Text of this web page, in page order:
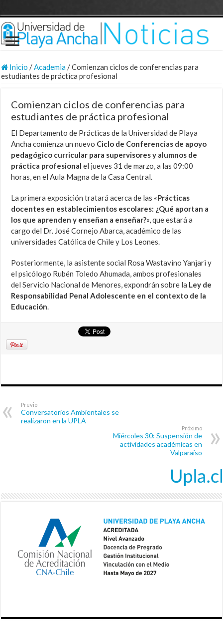
Inicio /Academia/Comienzan ciclos de conferencias para
estudiantes de práctica profesional
Comienzan ciclos de conferencias para
estudiantes de práctica profesional
El Departamento de Prácticas de la Universidad de Playa
Ancha comienza un nuevo Ciclo de Conferencias de apoyo
pedagógico curricular para supervisores y alumnos de
práctica profesional el jueves 31 de marzo, a las 09:00
horas, en el Aula Magna de la Casa Central.
La primera exposición tratará acerca de las «Prácticas
docentes en establecimientos escolares: ¿Qué aportan a
los que aprenden y enseñan a enseñar?«, que estará a
cargo del Dr. José Cornejo Abarca, académico de las
universidades Católica de Chile y Los Leones.
Posteriormente, la asistente social Rosa Wastavino Yanjari y
el psicólogo Rubén Toledo Ahumada, ambos profesionales
del Servicio Nacional de Menores, expondrán sobre la Ley de
Responsabilidad Penal Adolescente en el contexto de la
Educación.
Previo
Conversatorios Ambientales se
realizaron en la UPLA
Próximo
Miércoles 30: Suspensión de
actividades académicas en
Valparaíso